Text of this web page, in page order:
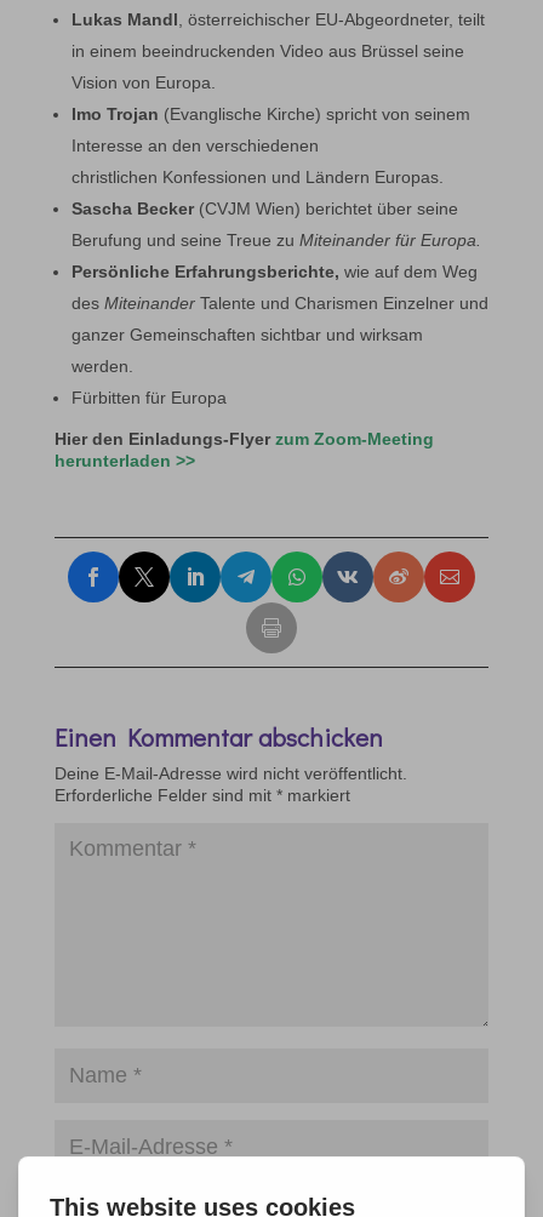
Lukas Mandl , österreichischer EU-Abgeordneter, teilt
in einem beeindruckenden Video aus Brüssel seine
Vision von Europa.
Imo Trojan (Evanglische Kirche) spricht von seinem
Interesse an den verschiedenen
christlichen Konfessionen und Ländern Europas.
Sascha Becker (CVJM Wien) berichtet über seine
Berufung und seine Treue zu Miteinander für Europa.
Persönliche Erfahrungsberichte, wie auf dem Weg
des Miteinander Talente und Charismen Einzelner und
ganzer Gemeinschaften sichtbar und wirksam
werden.
Fürbitten für Europa
Hier den Einladungs-Flyerzum Zoom-Meeting
herunterladen >>
Einen Kommentar abschicken
Deine E-Mail-Adresse wird nicht veröffentlicht.
Erforderliche Felder sind mit *markiert